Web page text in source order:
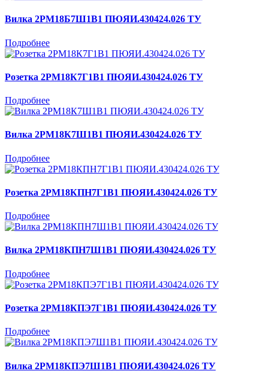
Вилка 2РМ18Б7Ш1В1 ПЮЯИ.430424.026 ТУ
Подробнее
Розетка 2РМ18К7Г1В1 ПЮЯИ.430424.026 ТУ
Подробнее
Вилка 2РМ18К7Ш1В1 ПЮЯИ.430424.026 ТУ
Подробнее
Розетка 2РМ18КПН7Г1В1 ПЮЯИ.430424.026 ТУ
Подробнее
Вилка 2РМ18КПН7Ш1В1 ПЮЯИ.430424.026 ТУ
Подробнее
Розетка 2РМ18КПЭ7Г1В1 ПЮЯИ.430424.026 ТУ
Подробнее
Вилка 2РМ18КПЭ7Ш1В1 ПЮЯИ.430424.026 ТУ